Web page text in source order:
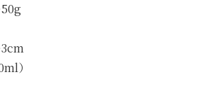
）